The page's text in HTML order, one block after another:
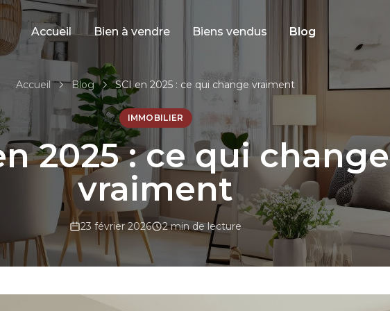
Accueil Bien à vendre Biens vendus Blog
Accueil Blog SCI en 2025 : ce qui change vraiment
IMMOBILIER
2025 : ce qui change
vraiment
23 février 2026 2 min de lecture